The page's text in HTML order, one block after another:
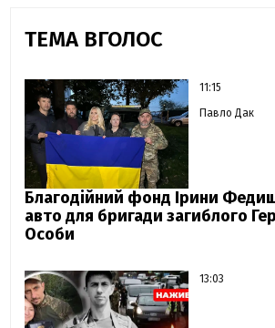
ТЕМА ВГОЛОС
11:15
Павло Дак
Благодійний фонд Ірини
авто для бригади загиблого
Особи
13:03